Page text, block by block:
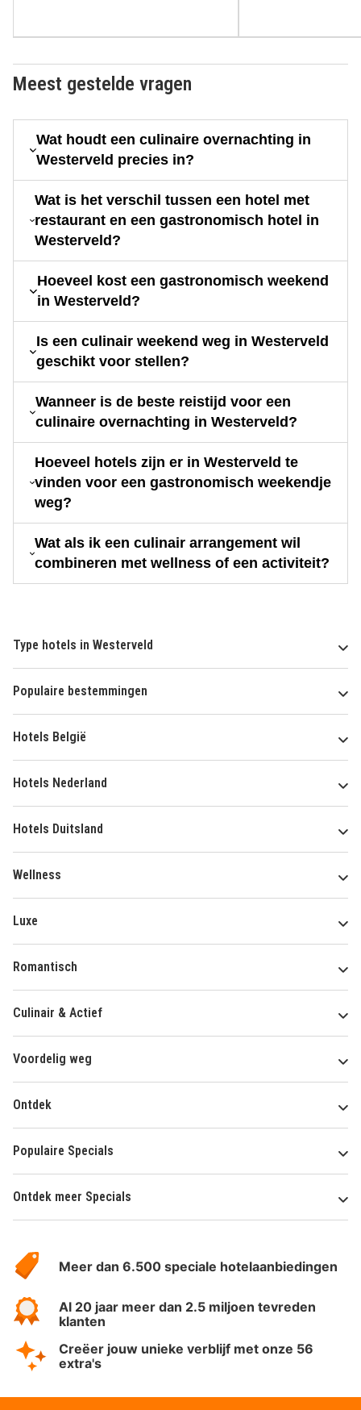
Meest gestelde vragen
Wat houdt een culinaire overnachting in
Westerveld precies in?
Wat is het verschil tussen een hotel met
restaurant en een gastronomisch hotel in
Westerveld?
Hoeveel kost een gastronomisch weekend
in Westerveld?
Is een culinair weekend weg in Westerveld
geschikt voor stellen?
Wanneer is de beste reistijd voor een
culinaire overnachting in Westerveld?
Hoeveel hotels zijn er in Westerveld te
vinden voor een gastronomisch weekendje
weg?
Wat als ik een culinair arrangement wil
combineren met wellness of een activiteit?
Type hotels in Westerveld
Populaire bestemmingen
Hotels België
Hotels Nederland
Hotels Duitsland
Wellness
Luxe
Romantisch
Culinair & Actief
Voordelig weg
Ontdek
Populaire Specials
Ontdek meer Specials
HotelSpecials
Meer dan 6.500 speciale hotelaanbiedingen
Al 20 jaar meer dan 2.5 miljoen tevreden
klanten
Creëer jouw unieke verblijf met onze 56
extra's